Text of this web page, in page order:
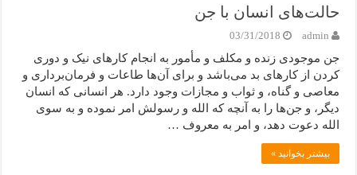
حالت‌های انسان با جن
admin
03/31/2018
جن موجودی زنده و مکلف و مأمور به انجام کارهای نیک و دوری
کردن از کارهای بد می‌باشد و برای آن‌ها طاعات و فرمان‌برداری و
معاصی و گناه، و ثواب و مجازات وجود دارد. هر انسانی که انسان
دیگر، و جن‌ها را به آنچه که الله و رسولش امر نموده و به سوی
الله دعوت دهد، و امر به معروف …
بیشتر بخوانید »